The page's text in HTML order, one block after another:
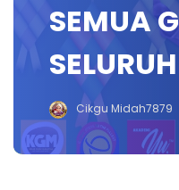
SEMUA
Cikgu Midah7879